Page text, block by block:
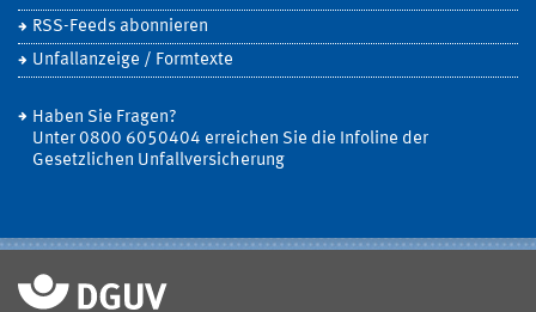
RSS-Feeds abonnieren
Unfallanzeige / Formtexte
Haben Sie Fragen?
Unter 0800 6050404 erreichen Sie die Infoline der
Gesetzlichen Unfallversicherung